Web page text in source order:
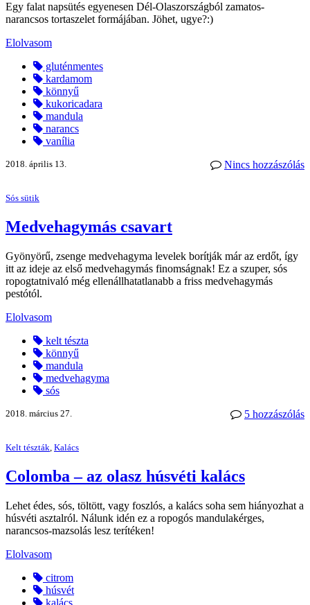
Egy falat napsütés egyenesen Dél-Olaszországból zamatos-
narancsos tortaszelet formájában. Jöhet, ugye?:)
Elolvasom
gluténmentes
kardamom
könnyű
kukoricadara
mandula
narancs
vanília
Nincs hozzászólás
2018. április 13.
Sós sütik
Medvehagymás csavart
Gyönyörű, zsenge medvehagyma levelek borítják már az erdőt, így
itt az ideje az első medvehagymás finomságnak! Ez a szuper, sós
ropogtatnivaló még ellenállhatatlanabb a friss medvehagymás
pestótól.
Elolvasom
kelt tészta
könnyű
mandula
medvehagyma
sós
5 hozzászólás
2018. március 27.
Kelt tészták, Kalács
Colomba – az olasz húsvéti kalács
Lehet édes, sós, töltött, vagy foszlós, a kalács soha sem hiányozhat a
húsvéti asztalról. Nálunk idén ez a ropogós mandulakérges,
narancsos-mazsolás lesz terítéken!
Elolvasom
citrom
húsvét